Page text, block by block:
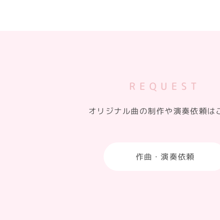
REQUEST
オリジナル曲の制作や演奏依頼は
作曲・演奏依頼